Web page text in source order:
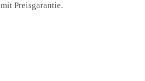
Preisgarantie.